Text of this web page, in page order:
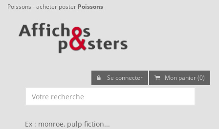
Poissons - acheter poster Poissons
Se connecter Mon panier (0)
Ex : monroe, pulp fiction...